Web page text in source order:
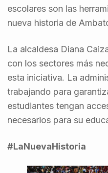
escolares son las
nueva historia de
La alcaldesa Diana
con los sectores más
esta iniciativa. La
trabajando para
estudiantes tengan
necesarios para su
#LaNuevaHistoria